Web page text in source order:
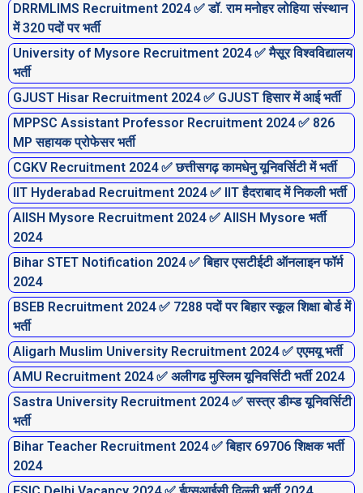
DRRMLIMS Recruitment 2024 ✅ डॉ. राम मनोहर लोहिया संस्थान
में 320 पदों पर भर्ती
University of Mysore Recruitment 2024 ✅ मैसूर विश्वविद्यालय
भर्ती
GJUST Hisar Recruitment 2024 ✅ GJUST हिसार में आई भर्ती
MPPSC Assistant Professor Recruitment 2024 ✅ 826
MP सहायक प्रोफेसर भर्ती
CGKV Recruitment 2024 ✅ छत्तीसगढ़ कामधेनु यूनिवर्सिटी में भर्ती
IIT Hyderabad Recruitment 2024 ✅ IIT हैदराबाद में निकली भर्ती
AIISH Mysore Recruitment 2024 ✅ AIISH Mysore भर्ती
2024
Bihar STET Notification 2024 ✅ बिहार एसटीईटी ऑनलाइन फॉर्म
2024
BSEB Recruitment 2024 ✅ 7288 पदों पर बिहार स्कूल शिक्षा बोर्ड में
भर्ती
Aligarh Muslim University Recruitment 2024 ✅ एएमयू भर्ती
AMU Recruitment 2024 ✅ अलीगढ मुस्लिम यूनिवर्सिटी भर्ती 2024
Sastra University Recruitment 2024 ✅ सस्त्र डीम्ड यूनिवर्सिटी
भर्ती
Bihar Teacher Recruitment 2024 ✅ बिहार 69706 शिक्षक भर्ती
2024
P
a
e
P
a
e
P
a
e
P
a
e
P
a
e
P
a
e
P
a
e